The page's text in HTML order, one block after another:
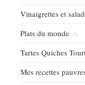
Vinaigrettes et
Plats du monde (3)
Tartes Quiches
Mes recettes